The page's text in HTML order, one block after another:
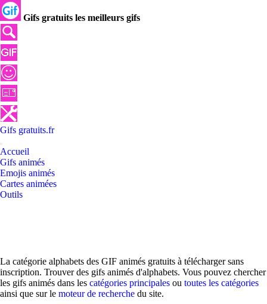
Gifs gratuits les meilleurs gifs
Gifs gratuits.fr
Accueil
Gifs animés
Emojis animés
Cartes animées
Outils
La catégorie alphabets des GIF animés gratuits à télécharger sans
inscription. Trouver des gifs animés d'alphabets. Vous pouvez chercher
les gifs animés dans les catégories principales ou toutes les catégories
ainsi que sur le moteur de recherche du site.